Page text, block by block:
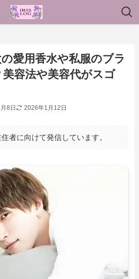
愛用香水や私服のブラ
美容法や美容代がスゴ
8日 2026年1月12日
者に向けて発信しています。